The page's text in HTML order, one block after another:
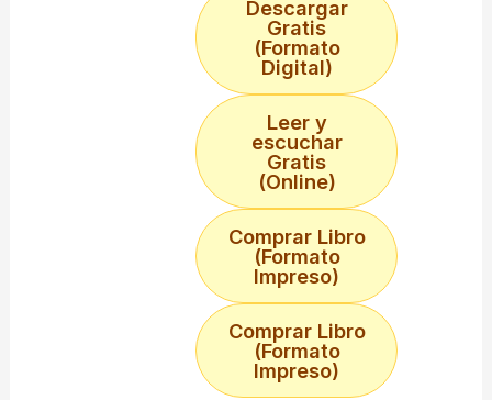
Descargar
Gratis
(Formato
Digital)
Leer y
escuchar
Gratis
(Online)
Comprar Libro
(Formato
Impreso)
Comprar Libro
(Formato
Impreso)